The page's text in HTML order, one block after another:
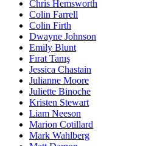
Chris Hemsworth
Colin Farrell
Colin Firth
Dwayne Johnson
Emily Blunt
Fırat Tanış
Jessica Chastain
Julianne Moore
Juliette Binoche
Kristen Stewart
Liam Neeson
Marion Cotillard
Mark Wahlberg